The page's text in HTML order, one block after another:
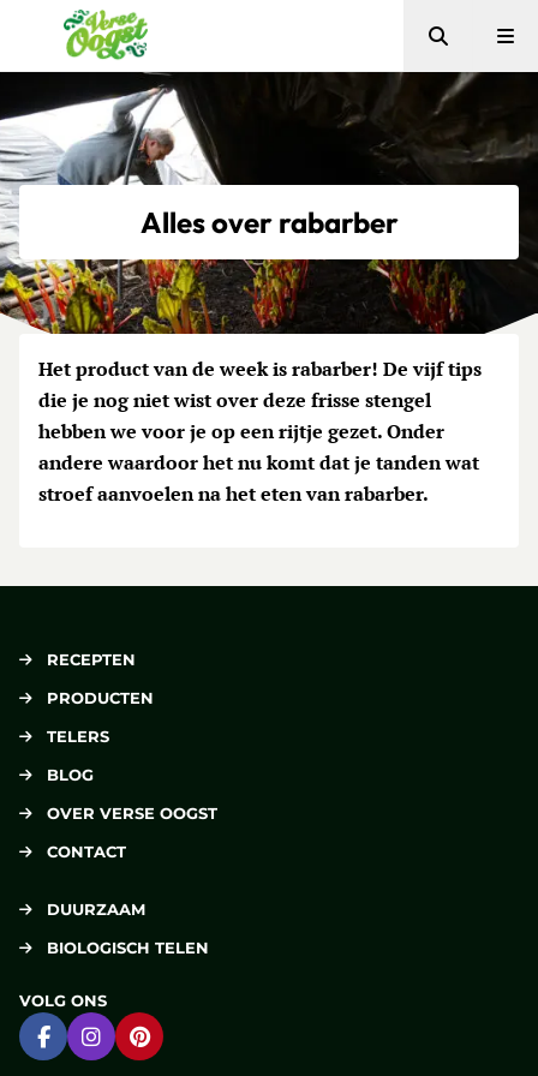
Verse Oogst
Zoeken
Alles over rabarber
Het product van de week is rabarber! De vijf tips
die je nog niet wist over deze frisse stengel
hebben we voor je op een rijtje gezet. Onder
andere waardoor het nu komt dat je tanden wat
stroef aanvoelen na het eten van rabarber.
RECEPTEN
PRODUCTEN
TELERS
BLOG
OVER VERSE OOGST
CONTACT
DUURZAAM
BIOLOGISCH TELEN
VOLG ONS
Ga naar Facebook
Ga naar Instagram
Ga naar Pinterest